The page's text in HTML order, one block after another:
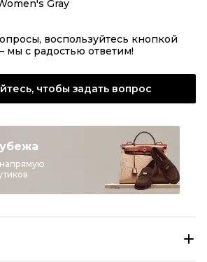
Gray
воспользуйтесь кнопкой
мы с радостью ответим!
чтобы задать вопрос